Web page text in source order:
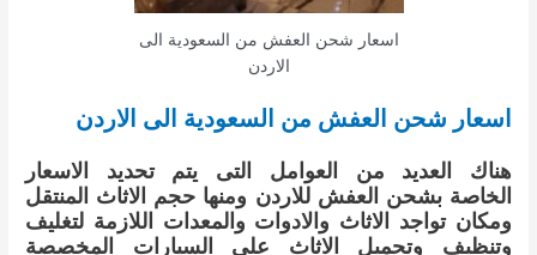
اسعار شحن العفش من السعودية الى
الاردن
اسعار شحن العفش من السعودية الى الاردن
هناك العديد من العوامل التى يتم تحديد الاسعار
الخاصة بشحن العفش للاردن ومنها حجم الاثاث المنتقل
ومكان تواجد الاثاث والادوات والمعدات اللازمة لتغليف
وتنظيف وتحميل الاثاث على السيارات المخصصة